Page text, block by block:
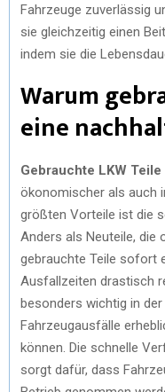
Fahrzeuge zuverlässig
sie gleichzeitig einen
indem sie die
Warum
eine
Gebrauchte LKW Teile
ökonomischer als auch
größten Vorteile ist die
Anders als Neuteile, die
gebrauchte Teile sofort
Ausfallzeiten drastisch
besonders wichtig in
Fahrzeugausfälle
können. Die schnelle
sorgt dafür, dass